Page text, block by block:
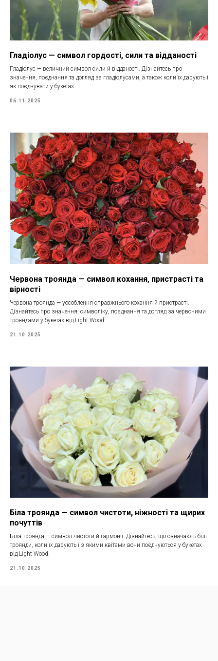
Гладіолус — символ гордості, сили та відданості
Гладіолус — величний символ сили й відданості. Дізнайтесь про
значення, поєднання та догляд за гладіолусами, а також коли їх дарують і
як поєднувати у букетах.
06.11.2025
Червона троянда — символ кохання, пристрасті та
вірності
Червона троянда — уособлення справжнього кохання й пристрасті.
Дізнайтесь про значення, символіку, поєднання та догляд за червоними
трояндами у букетах від Light Wood.
21.10.2025
Біла троянда — символ чистоти, ніжності та щирих
почуттів
Біла троянда — символ чистоти й гармонії. Дізнайтесь, що означають білі
троянди, коли їх дарують і з якими квітами вони поєднуються у букетах
від Light Wood.
21.10.2025